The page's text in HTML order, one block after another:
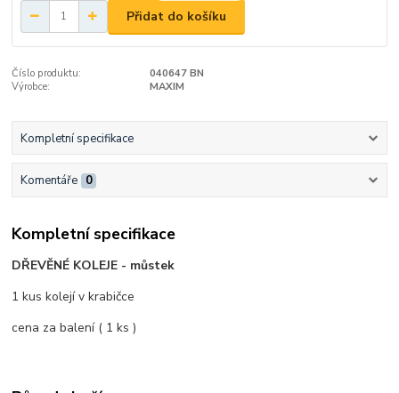
Přidat do košíku
Číslo produktu:
040647 BN
Výrobce:
MAXIM
Kompletní specifikace
Komentáře 0
Kompletní specifikace
DŘEVĚNÉ KOLEJE - můstek
1 kus kolejí v krabičce
cena za balení ( 1 ks )